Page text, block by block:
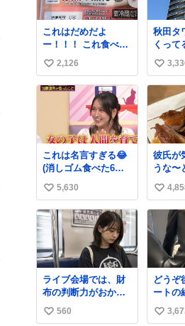
これはだめだよ
ー！！！ これ食べた
ら🧜‍♀️ 檻に入れられ
て、なんかずうっと
暗いとこだよ、、 #
トラウマ
い
い
2,126
秋田タ
くって
すぎて
クトシ
高齢者
えら
駅前に
い
い
ね
数
これは名言すぎる😂
(消しゴム食べた6歳
の弟を思い出しなが
ら)
い
い
ね
5,630
彼氏が
うな〜
たら想
味しい
てくれ
い
い
数
ライブ会場では、財
布の判断力がおかし
くなる。
い
560
どうぞ
ートの
ね…そ
い